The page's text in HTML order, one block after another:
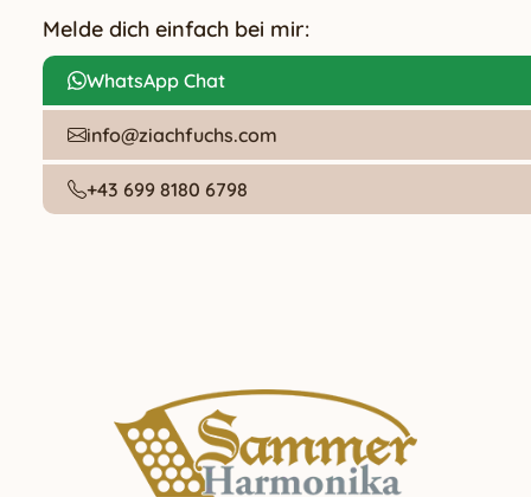
Melde dich einfach bei mir:
WhatsApp Chat
info@ziachfuchs.com
+43 699 8180 6798